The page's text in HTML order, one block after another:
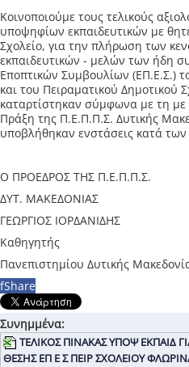
Kοινοποιούμε τους τελικούς
υποψηφίων εκπαιδευτικών με
Σχολείο, για την πλήρωση των
εκπαιδευτικών - μελών των ήδη
Εποπτικών Συμβουλίων (ΕΠ.Ε.Σ.)
και του Πειραματικού Δημοτικού
καταρτίστηκαν σύμφωνα με τη
Πράξη της Π.Ε.Π.Π.Σ. Δυτικής
υποβλήθηκαν ενστάσεις κατά
Ο ΠΡΟΕΔΡΟΣ ΤΗΣ Π.Ε.Π.Π.Σ.
ΔΥΤ. ΜΑΚΕΔΟΝΙΑΣ
ΓΕΩΡΓΙΟΣ ΙΟΡΔΑΝΙΔΗΣ
Καθηγητής
Πανεπιστημίου Δυτικής
fShare
Συνημμένα:
ΤΕΛΙΚΟΣ ΠΙΝΑΚΑΣ ΥΠΟΨ ΕΚΠΑΙΔ
ΘΕΣΗΣ ΕΠ Ε Σ ΠΕΙΡ ΣΧΟΛΕΙΟΥ